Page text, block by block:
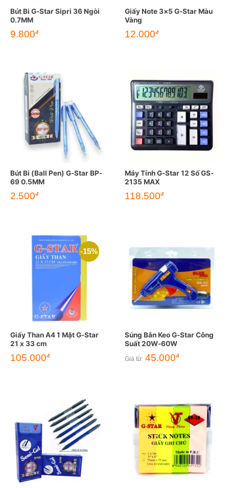
Bút Bi G-Star Sipri 36 Ngòi
0.7MM
9.800đ
Giấy Note 3×5 G-Star Màu
Vàng
12.000đ
Bút Bi (Ball Pen) G-Star BP-
69 0.5MM
2.500đ
Máy Tính G-Star 12 Số GS-
2135 MAX
118.500đ
-15%
Giấy Than A4 1 Mặt G-Star
21 x 33 cm
Giá
gốc
105.000đGiá
Súng Bắn Keo G-Star Công
Suất 20W-60W
Giá từ: 45.000đ